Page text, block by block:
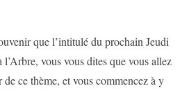
que l’intitulé du prochain Jeudi
vous vous dites que vous allez
ce thème, et vous commencez à y